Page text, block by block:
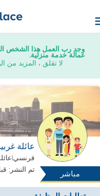
وجد رب العمل هذا الشخص
عمالة خدمة منزلية.
لا تقلق ، المزيد من
مباشر
عائلة
فرنسي|
تم النشر: قبل ١١